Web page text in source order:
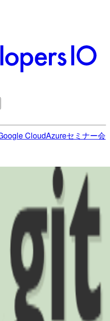
CloudAzureセミナー会